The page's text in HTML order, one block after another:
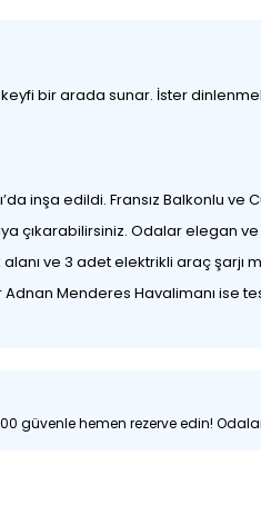
bir arada sunar. İster
inşa edildi. Fransız Balkonlu
çıkarabilirsiniz. Odalar elegan
ve 3 adet elektrikli araç
Adnan Menderes Havalimanı ise
güvenle hemen rezerve edin! Odalar